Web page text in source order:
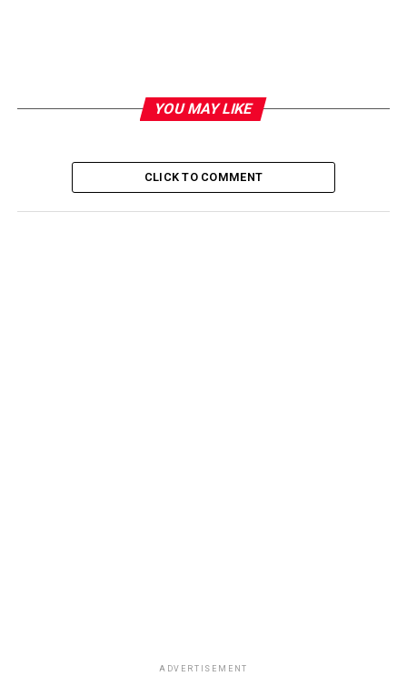
YOU MAY LIKE
CLICK TO COMMENT
ADVERTISEMENT